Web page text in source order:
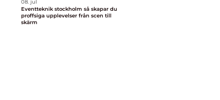
08. jul
Eventteknik stockholm så skapar du
proffsiga upplevelser från scen till
skärm